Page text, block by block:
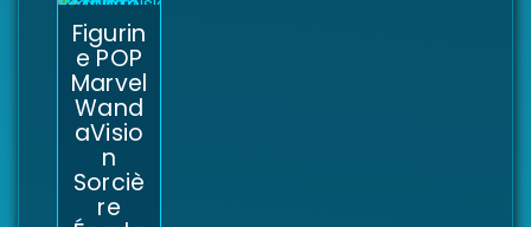
Figurin
e POP
Marvel
Wand
aVisio
n
Sorciè
re